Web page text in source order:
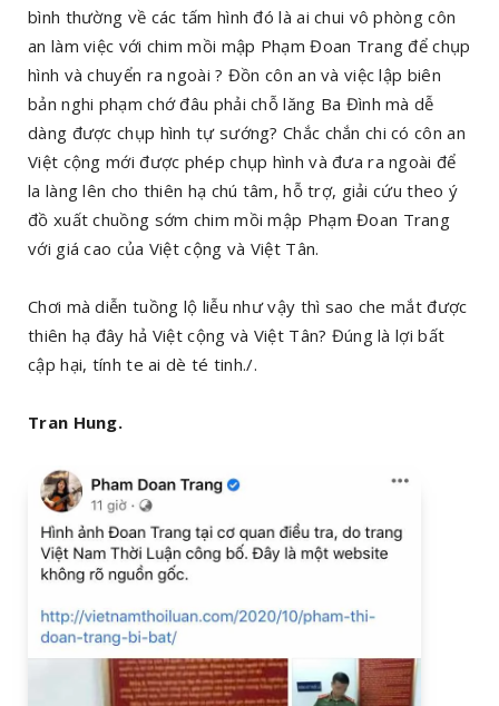
bình thường về các tấm hình đó là ai chui vô phòng côn
an làm việc với chim mồi mập Phạm Đoan Trang để chụp
hình và chuyển ra ngoài ? Đồn côn an và việc lập biên
bản nghi phạm chớ đâu phải chỗ lăng Ba Đình mà dễ
dàng được chụp hình tự sướng? Chắc chắn chi có côn an
Việt cộng mới được phép chụp hình và đưa ra ngoài để
la làng lên cho thiên hạ chú tâm, hỗ trợ, giải cứu theo ý
đồ xuất chuồng sớm chim mồi mập Phạm Đoan Trang
với giá cao của Việt cộng và Việt Tân.
Chơi mà diễn tuồng lộ liễu như vậy thì sao che mắt được
thiên hạ đây hả Việt cộng và Việt Tân? Đúng là lợi bất
cập hại, tính te ai dè té tinh./.
Tran Hung.